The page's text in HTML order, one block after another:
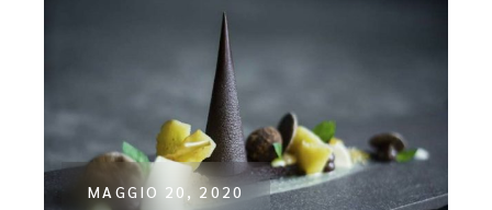
MAGGIO 20, 2020